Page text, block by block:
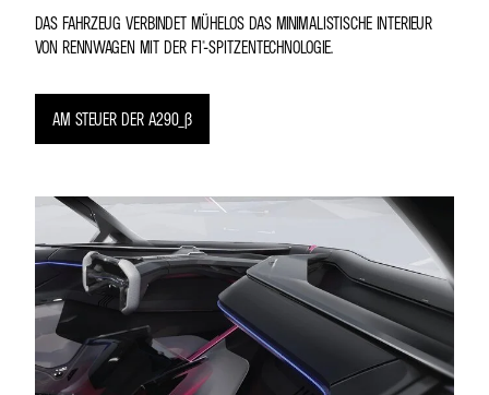
DAS FAHRZEUG VERBINDET MÜHELOS DAS MINIMALISTISCHE INTERIEUR
VON RENNWAGEN MIT DER F1®-SPITZENTECHNOLOGIE.
AM STEUER DER A290_Β